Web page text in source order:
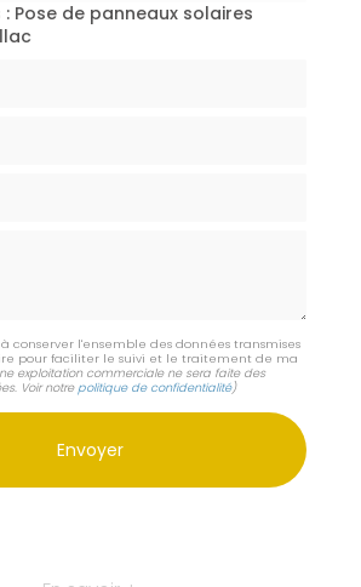
Pose de panneaux solaires
conserver l'ensemble des données transmises
pour faciliter le suivi et le traitement de ma
exploitation commerciale ne sera faite des
Voir notre politique de confidentialité)